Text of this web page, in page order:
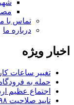
تماس با
درباره ما
اخبار ویژه
تغییر ساعات
حمله به
اجتماع عظیم
تایید صلاحیت ۹۸درصد نامزدهای شوراهای روستای اردبیل